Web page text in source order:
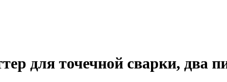
для точечной сварки, два